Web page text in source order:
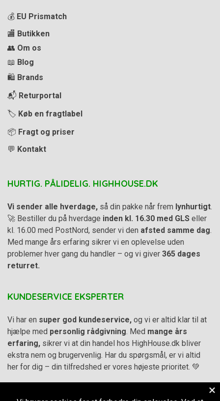
💰 EU Prismatch
🏬 Butikken
👥 Om os
📖 Blog
🛍️ Brands
📬 Returportal
🏷️ Køb en fragtlabel
📦 Fragt og priser
💬 Kontakt
HURTIG. PÅLIDELIG. HIGHHOUSE.DK
Vi sender alle hverdage, så din pakke når frem lynhurtigt.
🚀 Bestiller du på hverdage inden kl. 16.30 med GLS eller
kl. 16.00 med PostNord, sender vi den afsted samme dag.
Med mange års erfaring sikrer vi en oplevelse uden
problemer hver gang du handler – og vi giver 365 dages
returret.
KUNDESERVICE EKSPERTER
Vi har en super god kundeservice, og vi er altid klar til at
hjælpe med personlig rådgivning. Med mange års
erfaring, sikrer vi at din handel hos HighHouse.dk bliver
ekstra nem og brugervenlig. Har du spørgsmål, er vi altid
her for dig – din tilfredshed er vores højeste prioritet. 💚